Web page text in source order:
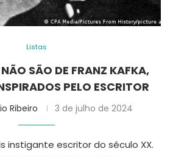
Listas
SÃO DE FRANZ KAFKA,
PELO ESCRITOR
Ribeiro 3 de julho de 2024
instigante escritor do século XX.